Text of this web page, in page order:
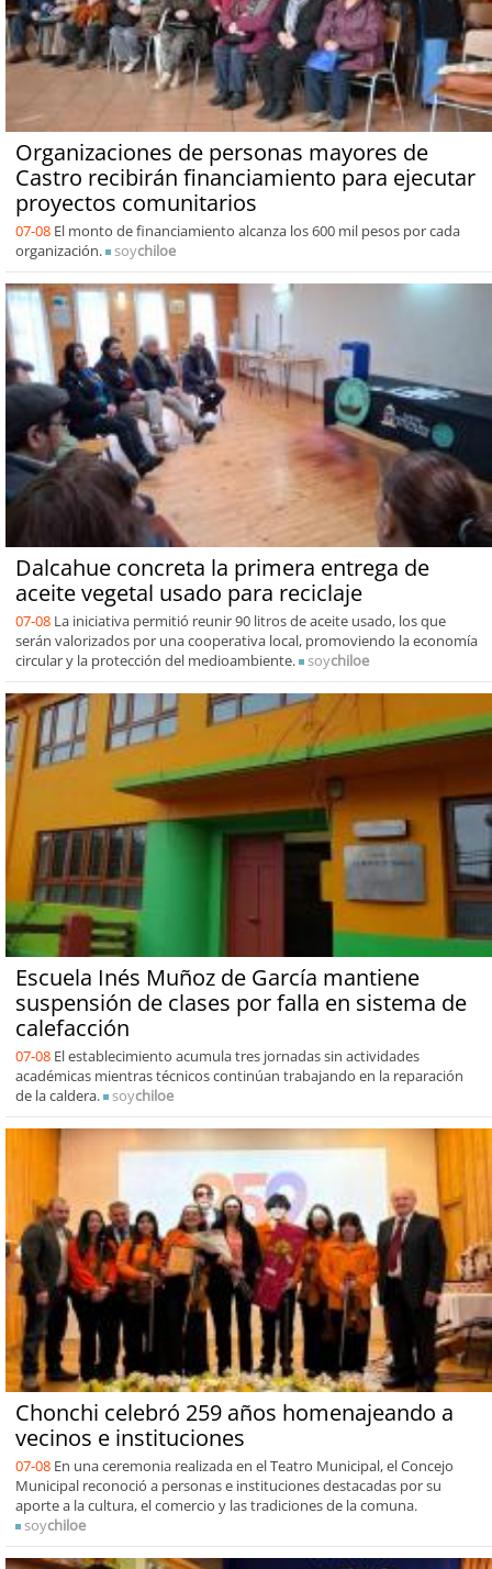
Organizaciones de personas mayores de
Castro recibirán financiamiento para ejecutar
proyectos comunitarios
07-08 El monto de financiamiento alcanza los 600 mil pesos por cada
organización.
soychiloe
Dalcahue concreta la primera entrega de
aceite vegetal usado para reciclaje
07-08 La iniciativa permitió reunir 90 litros de aceite usado, los que
serán valorizados por una cooperativa local, promoviendo la economía
circular y la protección del medioambiente.
soychiloe
Escuela Inés Muñoz de García mantiene
suspensión de clases por falla en sistema de
calefacción
07-08 El establecimiento acumula tres jornadas sin actividades
académicas mientras técnicos continúan trabajando en la reparación
de la caldera.
soychiloe
Chonchi celebró 259 años homenajeando a
vecinos e instituciones
07-08 En una ceremonia realizada en el Teatro Municipal, el Concejo
Municipal reconoció a personas e instituciones destacadas por su
aporte a la cultura, el comercio y las tradiciones de la comuna.
soychiloe